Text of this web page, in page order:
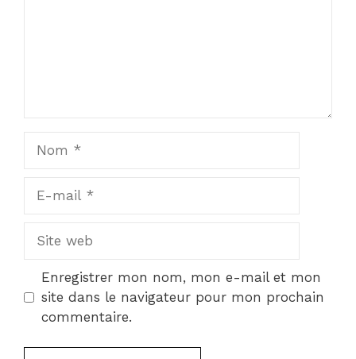
mail
web
Enregistrer mon nom, mon e-mail et mon
site dans le navigateur pour mon prochain
commentaire.